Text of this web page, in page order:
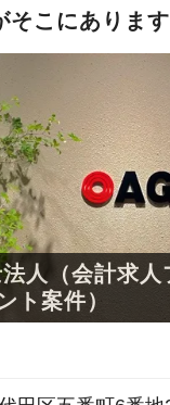
す方には2年間限
の大学院に通学し
の両立を図れま
日前にまとめて有
ど、資格取得を後
としては資格保
持でも課長などの
ながるよう会社
守し、残業代は1
、業務の品質や貢
昇給で応えます。
う文化があり、フ
がない職場です。
】税理士資格取
試験休暇制度
理士を目指したい
するため、試験
と試験前3日間は
そこにあります
人（会計求人
ト案件）